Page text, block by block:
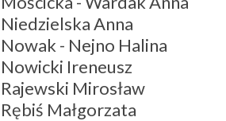
Niedzielska Anna
Nowak - Nejno Halina
Nowicki Ireneusz
Rajewski Mirosław
Rębiś Małgorzata